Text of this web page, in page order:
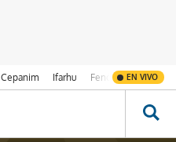
Cepanim Ifarhu Fenómeno de El
EN VIVO